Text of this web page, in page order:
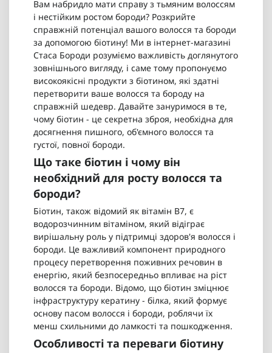
Вам набридло мати справу з тьмяним волоссям
і нестійким ростом бороди? Розкрийте
справжній потенціал вашого волосся та бороди
за допомогою біотину! Ми в інтернет-магазині
Стаса Бороди розуміємо важливість доглянутого
зовнішнього вигляду, і саме тому пропонуємо
високоякісні продукти з біотином, які здатні
перетворити ваше волосся та бороду на
справжній шедевр. Давайте зануримося в те,
чому біотин - це секретна зброя, необхідна для
досягнення пишного, об'ємного волосся та
густої, повної бороди.
Що таке біотин і чому він
необхідний для росту волосся та
бороди?
Біотин, також відомий як вітамін B7, є
водорозчинним вітаміном, який відіграє
вирішальну роль у підтримці здоров'я волосся і
бороди. Це важливий компонент природного
процесу перетворення поживних речовин в
енергію, який безпосередньо впливає на ріст
волосся та бороди. Відомо, що біотин зміцнює
інфраструктуру кератину - білка, який формує
основу пасом волосся і бороди, роблячи їх
менш схильними до ламкості та пошкодження.
Особливості та переваги біотину